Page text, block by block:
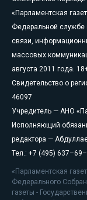
«Парламентская
Федеральной службе
связи,
массовых
августа 2011 года.
Свидетельство о
46097
Учредитель — АНО
Исполняющий
редактора —
Тел.: +7 (495)
«Парламентская
Федерального
газеты -